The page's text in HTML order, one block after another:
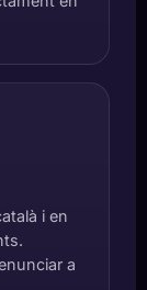
i en
a